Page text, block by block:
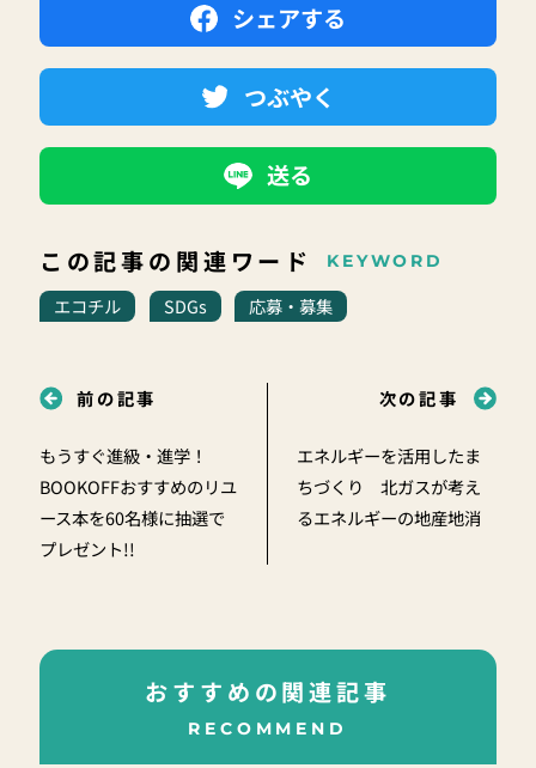
シェアする
つぶやく
送る
この記事の関連ワード KEYWORD
エコチル SDGs 応募・募集
前の記事
もうすぐ進級・進学！
BOOKOFFおすすめのリユ
ース本を60名様に抽選で
プレゼント!!
次の記事
エネルギーを活用したま
ちづくり 北ガスが考え
るエネルギーの地産地消
おすすめの関連記事
RECOMMEND